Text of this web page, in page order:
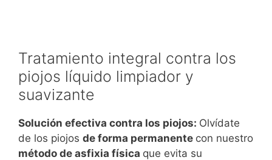
Tratamiento integral contra los
piojos líquido limpiador y
suavizante
Solución efectiva contra los piojos: Olvídate
de los piojos de forma permanente con nuestro
método de asfixia física que evita su